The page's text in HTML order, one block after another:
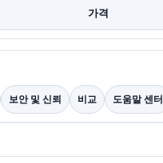
가격
보안 및 신뢰 비교 도움말 센터